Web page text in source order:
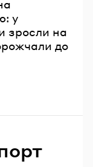
у
зросли на
до